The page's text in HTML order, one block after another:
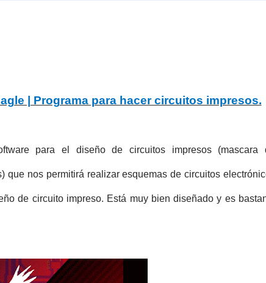
| Programa para hacer circuitos impresos.
para el diseño de circuitos impresos (mascara
que nos permitirá realizar esquemas de circuitos
de circuito impreso. Está muy bien diseñado y es